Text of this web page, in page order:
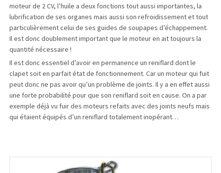
moteur de 2 CV, l’huile a deux fonctions tout aussi importantes, la
lubrification de ses organes mais aussi son refroidissement et tout
particulièrement celui de ses guides de soupapes d’échappement.
Il est donc doublement important que le moteur en ait toujours la
quantité nécessaire !
Il est donc essentiel d’avoir en permanence un reniflard dont le
clapet soit en parfait état de fonctionnement. Car un moteur qui fuit
peut donc ne pas avoir qu’un problème de joints. Il y a en effet aussi
une forte probabilité pour que son reniflard soit en cause. On a par
exemple déjà vu fuir des moteurs refaits avec des joints neufs mais
qui étaient équipés d’un reniflard totalement inopérant…